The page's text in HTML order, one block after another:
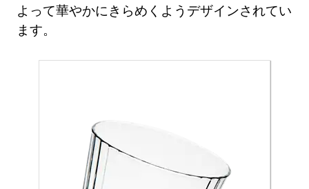
よって華やかにきらめくようデザインされてい
ます。